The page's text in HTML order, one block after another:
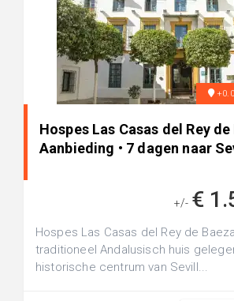
Hospes Las Casas del Rey de
Aanbieding • 7 dagen naar
+/- €
Hospes Las Casas del Rey de
traditioneel Andalusisch huis
historische centrum van Sevill...